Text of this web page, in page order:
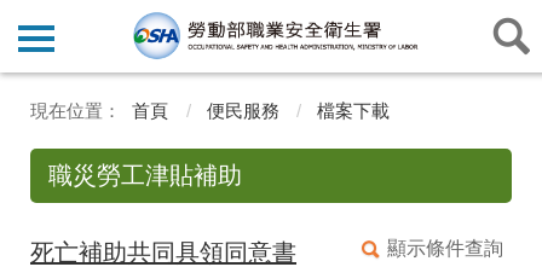
首頁 便民服務 檔案下載
職災勞工津貼補助
顯示條件查詢
死亡補助共同具領同意書